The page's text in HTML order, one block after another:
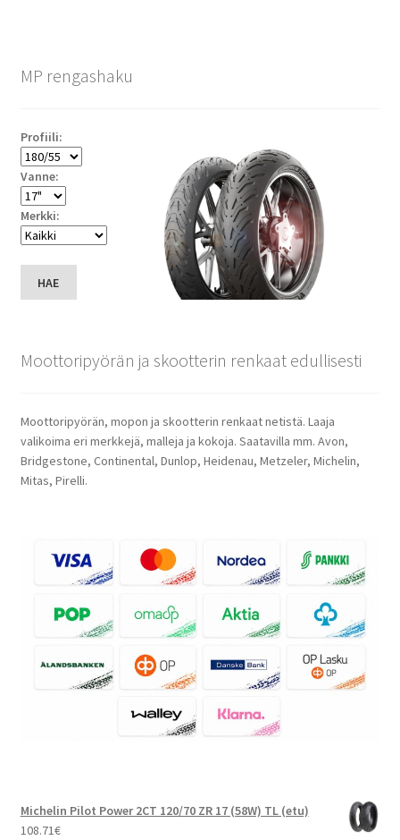
MP rengashaku
Profiili:
Vanne:
Merkki:
HAE
Moottoripyörän ja skootterin renkaat edullisesti
Moottoripyörän, mopon ja skootterin renkaat netistä. Laaja
valikoima eri merkkejä, malleja ja kokoja. Saatavilla mm. Avon,
Bridgestone, Continental, Dunlop, Heidenau, Metzeler, Michelin,
Mitas, Pirelli.
Michelin Pilot Power 2CT 120/70 ZR 17 (58W) TL (etu)
108.71€